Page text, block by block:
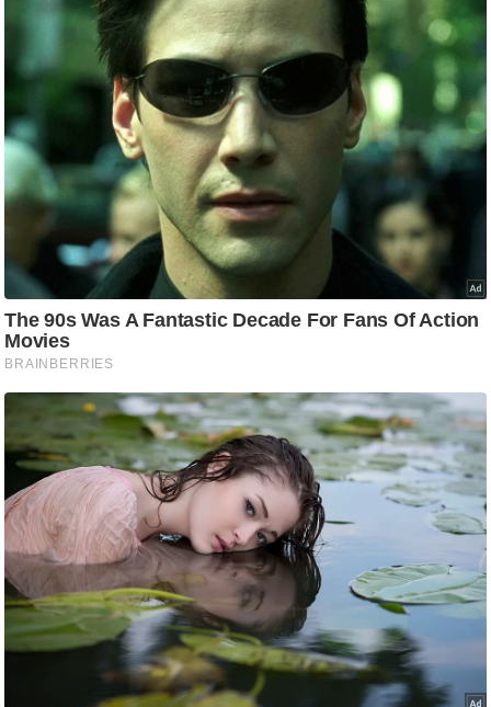
श्ले
ण
म
सा
म
यि
मा
भू
मि
स्तं
भ
ए
म
.
आ
र
.
आ